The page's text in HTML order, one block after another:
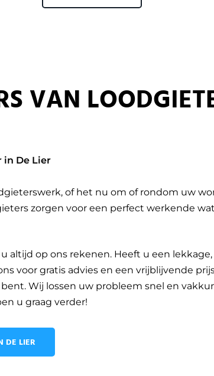
VAN
in De Lier
of het nu om of rondom uw
zorgen voor een perfect werkende
altijd op ons rekenen. Heeft u een
voor gratis advies en een vrijblijvende
bent. Wij lossen uw probleem snel en
u graag verder!
DE LIER